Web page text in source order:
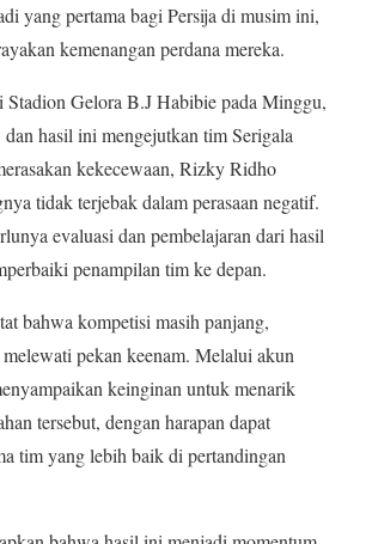
yang pertama bagi Persija di musim ini,
kemenangan perdana mereka.
Stadion Gelora B.J Habibie pada Minggu,
hasil ini mengejutkan tim Serigala
kekecewaan, Rizky Ridho
tidak terjebak dalam perasaan negatif.
evaluasi dan pembelajaran dari hasil
penampilan tim ke depan.
bahwa kompetisi masih panjang,
pekan keenam. Melalui akun
keinginan untuk menarik
tersebut, dengan harapan dapat
tim yang lebih baik di pertandingan